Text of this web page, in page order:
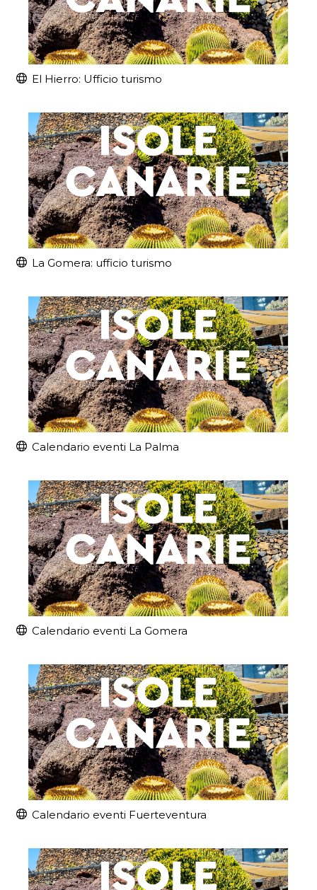
El Hierro: Ufficio turismo
La Gomera: ufficio turismo
Calendario eventi La Palma
Calendario eventi La Gomera
Calendario eventi Fuerteventura